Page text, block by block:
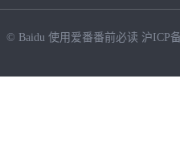
© Baidu 使用爱番番前必读 沪ICP